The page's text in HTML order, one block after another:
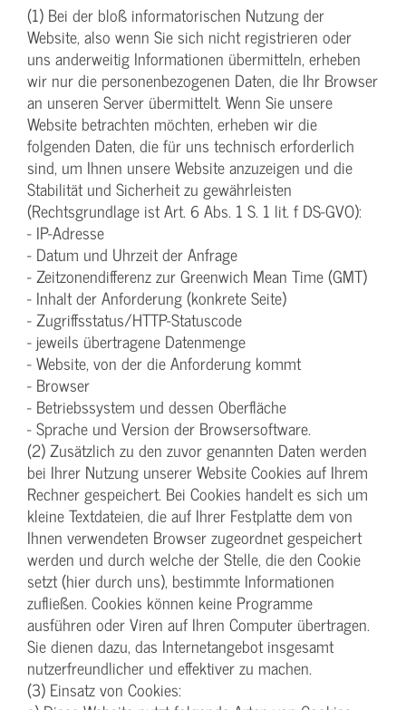
(1) Bei der bloß informatorischen Nutzung der
Website, also wenn Sie sich nicht registrieren oder
uns anderweitig Informationen übermitteln, erheben
wir nur die personenbezogenen Daten, die Ihr Browser
an unseren Server übermittelt. Wenn Sie unsere
Website betrachten möchten, erheben wir die
folgenden Daten, die für uns technisch erforderlich
sind, um Ihnen unsere Website anzuzeigen und die
Stabilität und Sicherheit zu gewährleisten
(Rechtsgrundlage ist Art. 6 Abs. 1 S. 1 lit. f DS-GVO):
- IP-Adresse
- Datum und Uhrzeit der Anfrage
- Zeitzonendifferenz zur Greenwich Mean Time (GMT)
- Inhalt der Anforderung (konkrete Seite)
- Zugriffsstatus/HTTP-Statuscode
- jeweils übertragene Datenmenge
- Website, von der die Anforderung kommt
- Browser
- Betriebssystem und dessen Oberfläche
- Sprache und Version der Browsersoftware.
(2) Zusätzlich zu den zuvor genannten Daten werden
bei Ihrer Nutzung unserer Website Cookies auf Ihrem
Rechner gespeichert. Bei Cookies handelt es sich um
kleine Textdateien, die auf Ihrer Festplatte dem von
Ihnen verwendeten Browser zugeordnet gespeichert
werden und durch welche der Stelle, die den Cookie
setzt (hier durch uns), bestimmte Informationen
zufließen. Cookies können keine Programme
ausführen oder Viren auf Ihren Computer übertragen.
Sie dienen dazu, das Internetangebot insgesamt
nutzerfreundlicher und effektiver zu machen.
(3) Einsatz von Cookies: